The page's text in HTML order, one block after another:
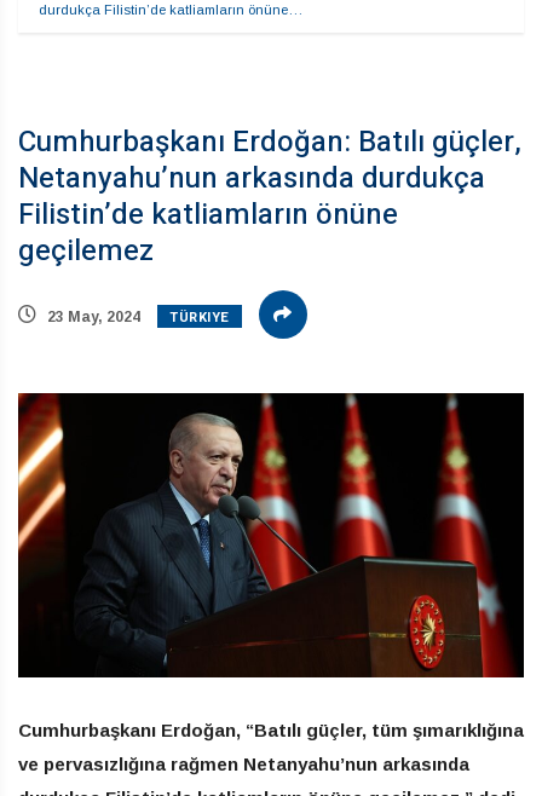
durdukça Filistin’de katliamların önüne…
Cumhurbaşkanı Erdoğan: Batılı güçler,
Netanyahu’nun arkasında durdukça
Filistin’de katliamların önüne
geçilemez
23 May, 2024 TÜRKIYE
Cumhurbaşkanı Erdoğan, “Batılı güçler, tüm şımarıklığına
ve pervasızlığına rağmen Netanyahu’nun arkasında